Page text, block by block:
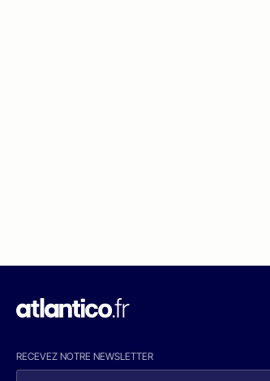
RECEVEZ NOTRE NEWSLETTER